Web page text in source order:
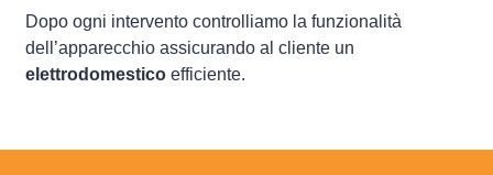
Dopo ogni intervento controlliamo la funzionalità
dell’apparecchio assicurando al cliente un
elettrodomestico efficiente.